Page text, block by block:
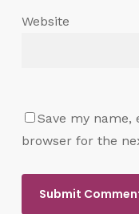
Website
Save my name,
browser for the